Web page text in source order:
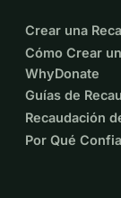
Crear una
Cómo Crear
WhyDonate
Guías de
Recaudación
Por Qué